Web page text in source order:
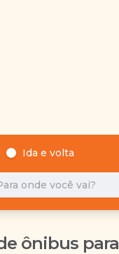
Ida e volta
onde você vai?
ônibus para